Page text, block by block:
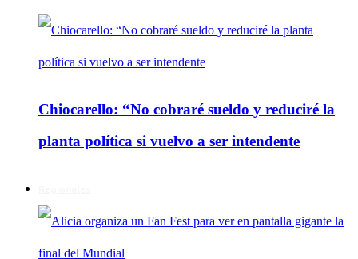
Chiocarello: “No cobraré sueldo y reduciré la
planta política si vuelvo a ser intendente